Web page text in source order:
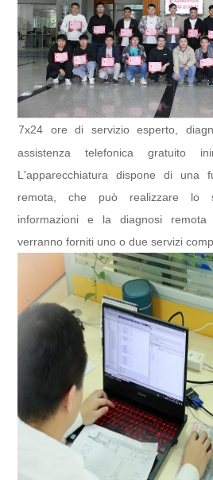
7x24 ore di servizio esperto,
assistenza telefonica gratuito
L'apparecchiatura dispone di una
remota, che può realizzare lo
informazioni e la diagnosi
verranno forniti uno o due servizi